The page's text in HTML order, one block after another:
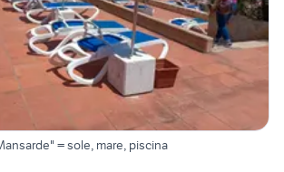
= sole, mare, piscina